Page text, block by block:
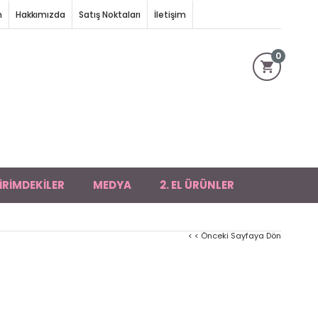
Hakkımızda Satış Noktaları İletişim
0
MEDYA 2. EL ÜRÜNLER
< < Önceki Sayfaya Dön